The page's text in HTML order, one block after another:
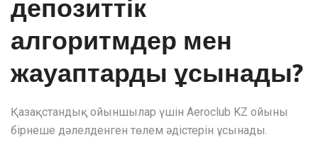
депозиттік
алгоритмдер мен
жауаптарды ұсынады?
Қазақстандық ойыншылар үшін Aeroclub KZ ойыны
бірнеше дәлелденген төлем әдістерін ұсынады.